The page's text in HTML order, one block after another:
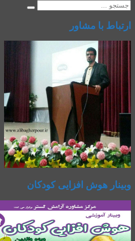
ارتباط با مشاور
وبینار هوش افزایی کودکان